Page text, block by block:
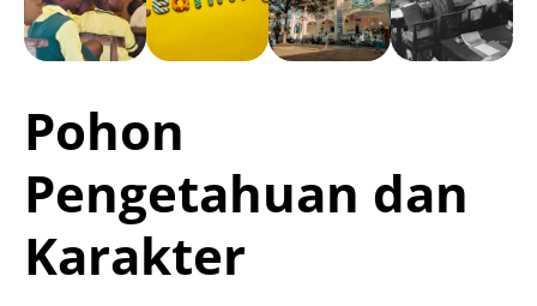
Pohon
Pengetahuan dan
Karakter